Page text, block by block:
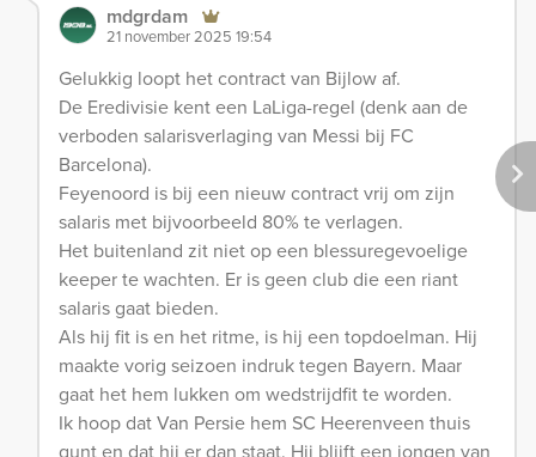
mdgrdam
21 november 2025 19:54
Gelukkig loopt het contract van Bijlow af.
De Eredivisie kent een LaLiga-regel (denk aan de
verboden salarisverlaging van Messi bij FC
Barcelona).
Feyenoord is bij een nieuw contract vrij om zijn
salaris met bijvoorbeeld 80% te verlagen.
Het buitenland zit niet op een blessuregevoelige
keeper te wachten. Er is geen club die een riant
salaris gaat bieden.
Als hij fit is en het ritme, is hij een topdoelman. Hij
maakte vorig seizoen indruk tegen Bayern. Maar
gaat het hem lukken om wedstrijdfit te worden.
Ik hoop dat Van Persie hem SC Heerenveen thuis
gunt en dat hij er dan staat. Hij blijft een jongen van